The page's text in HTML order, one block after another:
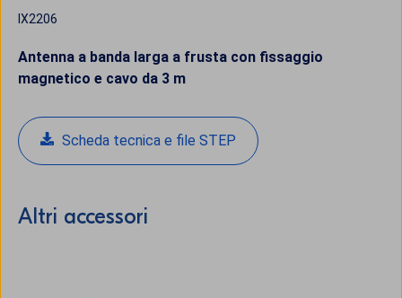
IX2206
Antenna a banda larga a frusta con fissaggio
magnetico e cavo da 3 m
Scheda tecnica e file STEP
Altri accessori